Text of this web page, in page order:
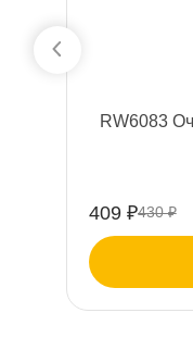
RW6083
409 ₽430 ₽